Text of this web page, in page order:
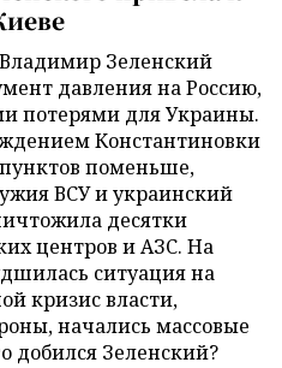
Зеленский
давления на Россию,
потерями для Украины.
Константиновки
поменьше,
ВСУ и украинский
десятки
центров и АЗС. На
ситуация на
кризис власти,
начались массовые
добился Зеленский?